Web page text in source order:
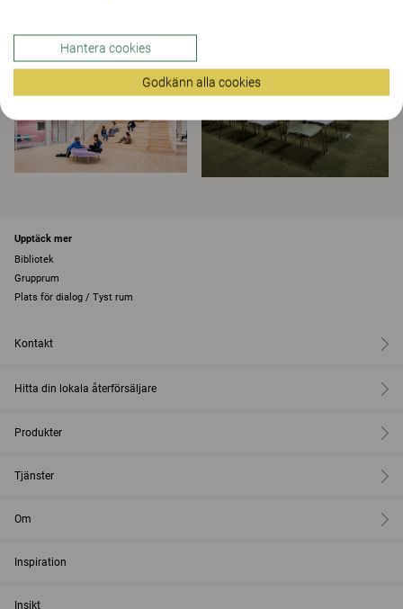
Upptäck mer
Bibliotek
Grupprum
Plats för dialog / Tyst rum
Kontakt
Hitta din lokala återförsäljare
Produkter
Tjänster
Om
Inspiration
Insikt
Hantera cookies
Godkänn alla cookies